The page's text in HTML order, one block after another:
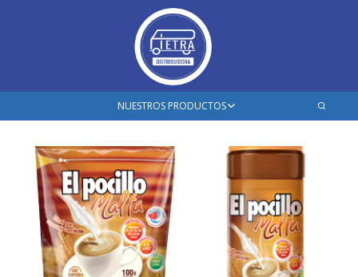
NUESTROS PRODUCTOS
el
hijo